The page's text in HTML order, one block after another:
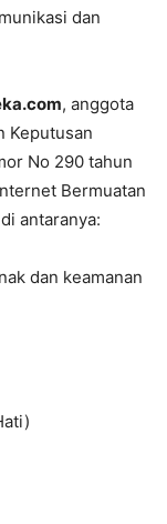
dan
, anggota
Keputusan
No 290 tahun
Bermuatan
antaranya:
dan keamanan